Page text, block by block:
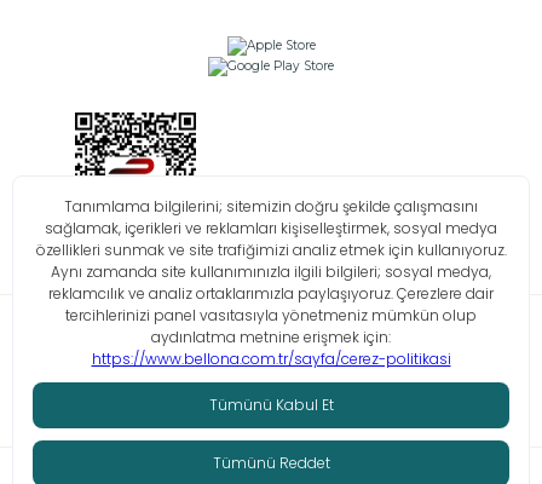
Bilgi Toplumu Hizmetleri KVKK Çerez Politikası İşlem Rehberi
© Tüm hakları saklıdır. Bellona 2026